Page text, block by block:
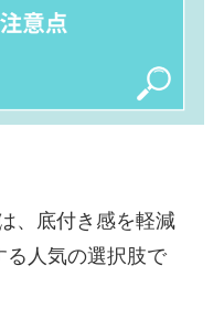
、底付き感を軽減
る人気の選択肢で